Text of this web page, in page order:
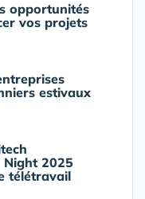
opportunités
vos projets
estivaux
Night 2025
télétravail